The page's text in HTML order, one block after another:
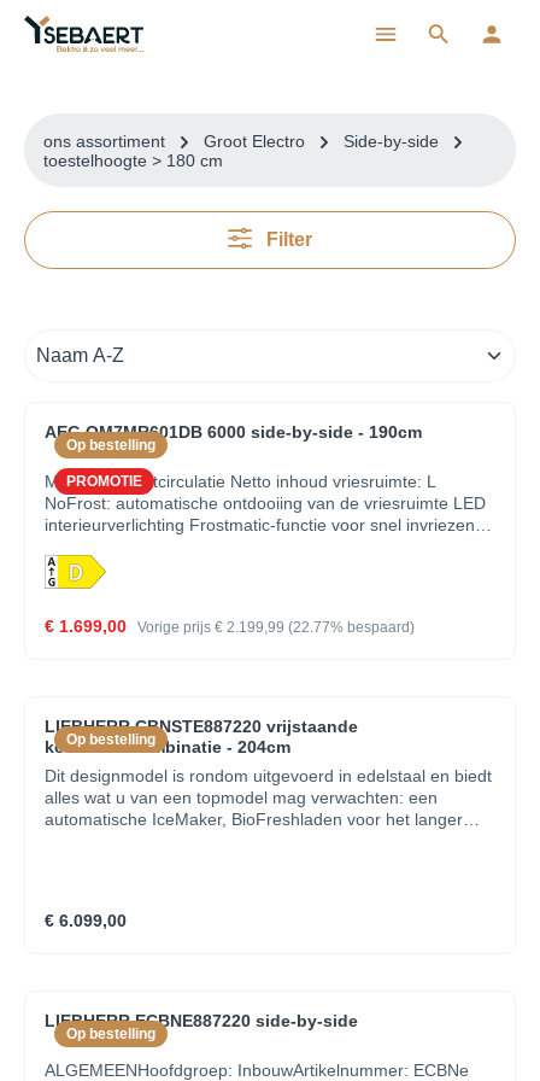
ons assortiment Groot Electro
Side-by-side
toestelhoogte > 180 cm
Filter
Op bestelling
PROMOTIE
AEG OM7MR601DB 6000 side-by-side - 190cm
MultiFlow luchtcirculatie Netto inhoud vriesruimte: L
NoFrost: automatische ontdooiing van de vriesruimte LED
interieurverlichting Frostmatic-functie voor snel invriezen
akoestisch alarm bij open deur en temperatuurstijging
Visueel alarm bij temperatuurstijging Deurscharnieren:
koelruimte: , 2 Simple Drawers Lades koelruimte: , 2
€ 1.699,00 Vorige prijs € 2.199,99 (22.77% bespaard)
Op bestelling
LIEBHERR CBNSTE887220 vrijstaande
koel-/vriescombinatie - 204cm
Dit designmodel is rondom uitgevoerd in edelstaal en biedt
alles wat u van een topmodel mag verwachten: een
automatische IceMaker, BioFreshladen voor het langer
€ 6.099,00
Op bestelling
LIEBHERR ECBNE887220 side-by-side
ALGEMEENHoofdgroep: InbouwArtikelnummer: ECBNe